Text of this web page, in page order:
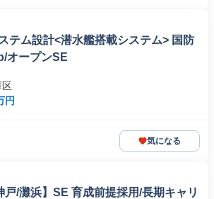
テム設計<潜水艦搭載システム> 国防
オープンSE
区
円
気になる
戸/灘浜】SE 育成前提採用/長期キャリ